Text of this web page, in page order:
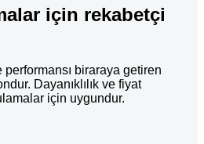
için rekabetçi
biraraya getiren
Dayanıklılık ve fiyat
için uygundur.